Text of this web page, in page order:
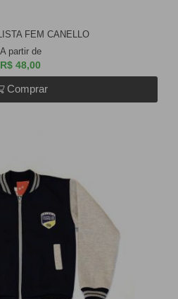
FEM CANELLO
A partir de
R$ 48,00
Comprar